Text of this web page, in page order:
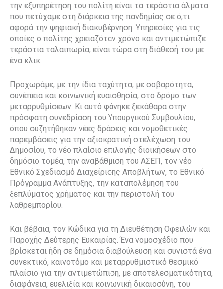
την εξυπηρέτηση του πολίτη είναι τα τεράστια άλματα
που πετύχαμε στη διάρκεια της πανδημίας σε ό,τι
αφορά την ψηφιακή διακυβέρνηση. Υπηρεσίες για τις
οποίες ο πολίτης χρειαζόταν χρόνο και αντιμετώπιζε
τεράστια ταλαιπωρία, είναι τώρα στη διάθεσή του με
ένα κλικ.
Προχωράμε, με την ίδια ταχύτητα, με σοβαρότητα,
συνέπεια και κοινωνική ευαισθησία, στο δρόμο των
μεταρρυθμίσεων. Κι αυτό φάνηκε ξεκάθαρα στην
πρόσφατη συνεδρίαση του Υπουργικού Συμβουλίου,
όπου συζητήθηκαν νέες δράσεις και νομοθετικές
παρεμβάσεις για την αξιοκρατική στελέχωση του
Δημοσίου, το νέο πλαίσιο επιλογής διοικήσεων στο
δημόσιο τομέα, την αναβάθμιση του ΑΣΕΠ, τον νέο
Εθνικό Σχεδιασμό Διαχείρισης Αποβλήτων, το Εθνικό
Πρόγραμμα Ανάπτυξης, την καταπολέμηση του
ξεπλύματος χρήματος και την περιστολή του
λαθρεμπορίου.
Και βέβαια, τον Κώδικα για τη Διευθέτηση Οφειλών και
Παροχής Δεύτερης Ευκαιρίας. Ένα νομοσχέδιο που
βρίσκεται ήδη σε δημόσια διαβούλευση και συνιστά ένα
συνεκτικό, καινοτόμο και μεταρρυθμιστικό θεσμικό
πλαίσιο για την αντιμετώπιση, με αποτελεσματικότητα,
διαφάνεια, ευελιξία και κοινωνική δικαιοσύνη, του